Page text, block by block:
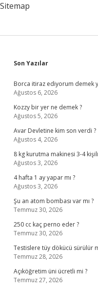
Sitemap
Sidebar
Son Yazılar
Borca itiraz ediyorum demek
Ağustos 6, 2026
Kozzy bir yer ne demek ?
Ağustos 5, 2026
Avar Devletine kim son verdi ?
Ağustos 4, 2026
8 kg kurutma makinesi 3-4
Ağustos 3, 2026
4 hafta 1 ay yapar mı ?
Ağustos 3, 2026
Şu an atom bombası var mı ?
Temmuz 30, 2026
250 cc kaç perno eder ?
Temmuz 30, 2026
Testislere tüy dökücü sürülür
Temmuz 28, 2026
Açıköğretim üni ücretli mi ?
Temmuz 27, 2026